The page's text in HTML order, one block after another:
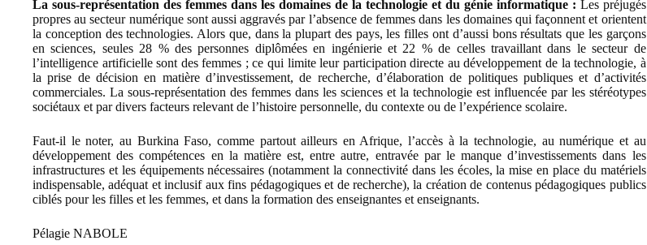
La sous-représentation des femmes dans les domaines de la technologie et du génie informatique : Les préjugés
propres au secteur numérique sont aussi aggravés par l’absence de femmes dans les domaines qui façonnent et orientent
la conception des technologies. Alors que, dans la plupart des pays, les filles ont d’aussi bons résultats que les garçons
en sciences, seules 28 % des personnes diplômées en ingénierie et 22 % de celles travaillant dans le secteur de
l’intelligence artificielle sont des femmes ; ce qui limite leur participation directe au développement de la technologie, à
la prise de décision en matière d’investissement, de recherche, d’élaboration de politiques publiques et d’activités
commerciales. La sous-représentation des femmes dans les sciences et la technologie est influencée par les stéréotypes
sociétaux et par divers facteurs relevant de l’histoire personnelle, du contexte ou de l’expérience scolaire.
Faut-il le noter, au Burkina Faso, comme partout ailleurs en Afrique, l’accès à la technologie, au numérique et au
développement des compétences en la matière est, entre autre, entravée par le manque d’investissements dans les
infrastructures et les équipements nécessaires (notamment la connectivité dans les écoles, la mise en place du matériels
indispensable, adéquat et inclusif aux fins pédagogiques et de recherche), la création de contenus pédagogiques publics
ciblés pour les filles et les femmes, et dans la formation des enseignantes et enseignants.
Pélagie NABOLE